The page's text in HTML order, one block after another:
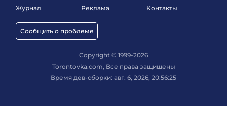
Журнал
Сообщить о проблеме
Реклама
Контакты
Copyright © 1999-2026
Torontovka.com, Все права защищены
Время дев-сборки: авг. 6, 2026, 20:56:25